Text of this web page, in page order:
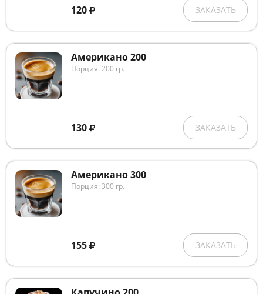
120 ЗАКАЗАТЬ
Американо 200
Порция: 200 гр.
130 ЗАКАЗАТЬ
Американо 300
Порция: 300 гр.
155 ЗАКАЗАТЬ